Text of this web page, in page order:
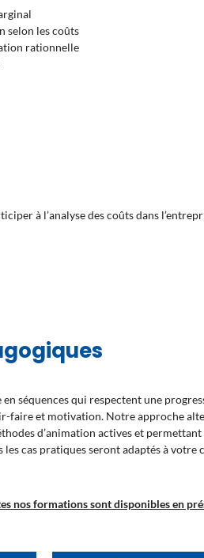
selon les coûts
rationnelle
à l’analyse des coûts dans
séquences qui respectent une
faire et motivation. Notre approche
d’animation actives et
cas pratiques seront adaptés à votre
nos formations sont disponibles en